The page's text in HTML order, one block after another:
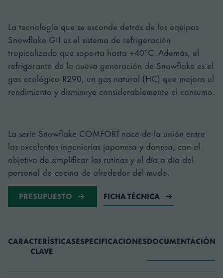
La tecnología que se esconde detrás de los equipos
Snowflake GII es el sistema de refrigeración
tropicalizado que soporta hasta +40°C. Además, el
refrigerante de la nueva generación de Snowflake es el
gas ecológico R290, un gas natural (HC) que mejora el
rendimiento y disminuye considerablemente el consumo.
La serie Snowflake COMFORT nace de la unión entre
las excelentes ingenierías japonesa y danesa, con el
objetivo de simplificar las rutinas y el día a día del
personal de cocina de alrededor del mudo.
PRESUPUESTO FICHA TÉCNICA
CARACTERÍSTICAS
CLAVE
ESPECIFICACIONESDOCUMENTACIÓN